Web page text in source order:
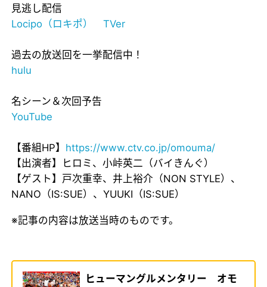
見逃し配信
Locipo（ロキポ）
TVer
過去の放送回を一挙配信中！
hulu
名シーン＆次回予告
YouTube
【番組HP】 https://www.ctv.co.jp/omouma/
【出演者】ヒロミ、小峠英二（バイきんぐ）
【ゲスト】戸次重幸、井上裕介（NON STYLE）、
NANO（IS:SUE）、YUUKI（IS:SUE）
※記事の内容は放送当時のものです。
ヒューマングルメンタリー オモ